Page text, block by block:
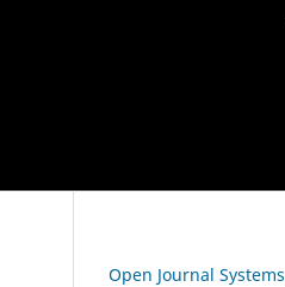
Open Journal Systems